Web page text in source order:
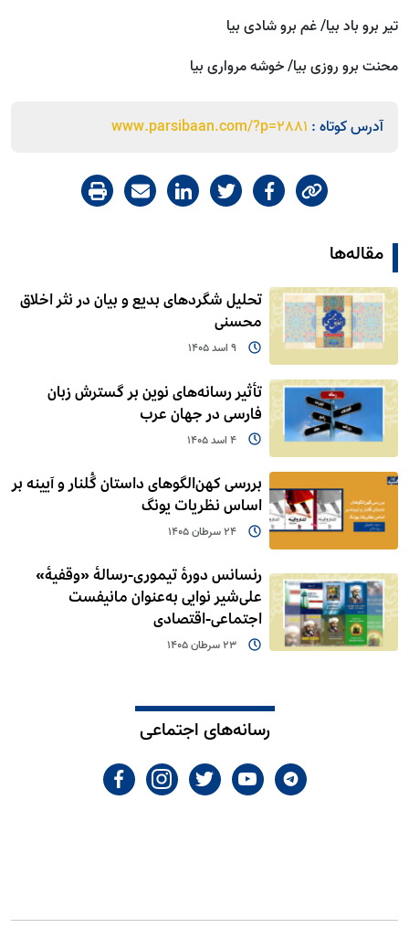
تیر برو باد بیا/ غم برو شادی بیا
محنت برو روزی بیا/ خوشه مرواری بیا
آدرس کوتاه : www.parsibaan.com/?p=2881
مقاله‌ها
تحلیل شگردهای بدیع و بیان در نثر اخلاق
محسنی
9 اسد 1405
تأثیر رسانه‌های نوین بر گسترش زبان
فارسی در جهان عرب
4 اسد 1405
بررسی کهن‌الگوهای داستان گُلنار و آیینه بر
اساس نظریات یونگ
24 سرطان 1405
رنسانس دورۀ تیموری-رسالۀ «وقفیۀ»
علی‌شیر نوایی به‌عنوان مانیفست
اجتماعی-اقتصادی
23 سرطان 1405
رسانه‌های اجتماعی